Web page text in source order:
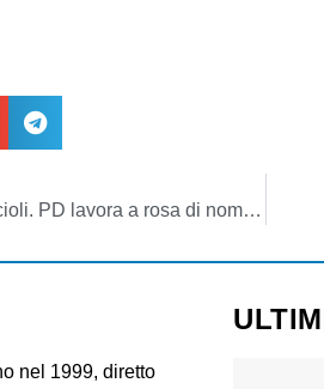
RAI: tramonta ipotesi Petruccioli. PD lavora a rosa di nomi. Assemblea e vigilanza aspettano un’altra settimana
nel 1999, diretto